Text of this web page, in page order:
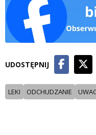
UDOSTĘPNIJ
LEKI ODCHUDZANIE